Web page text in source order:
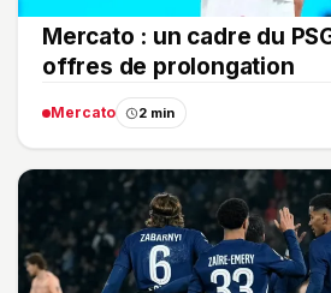
Mercato : un cadre du
offres de prolongation
Mercato 2 min